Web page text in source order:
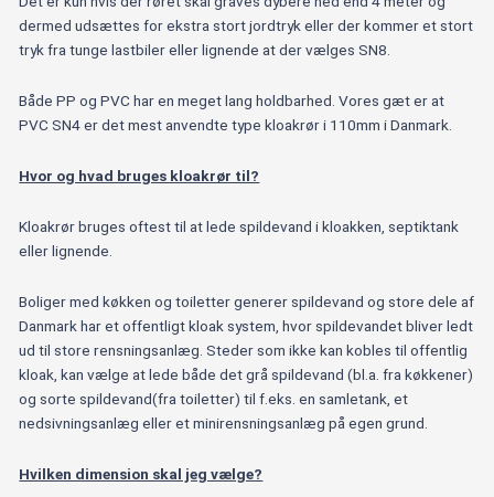
dermed udsættes for ekstra stort jordtryk eller der kommer et stort
tryk fra tunge lastbiler eller lignende at der vælges SN8.
Både PP og PVC har en meget lang holdbarhed. Vores gæt er at
PVC SN4 er det mest anvendte type kloakrør i 110mm i Danmark.
Hvor og hvad bruges kloakrør til?
Kloakrør bruges oftest til at lede spildevand i kloakken, septiktank
eller lignende.
Boliger med køkken og toiletter generer spildevand og store dele af
Danmark har et offentligt kloak system, hvor spildevandet bliver ledt
ud til store rensningsanlæg. Steder som ikke kan kobles til offentlig
kloak, kan vælge at lede både det grå spildevand (bl.a. fra køkkener)
og sorte spildevand(fra toiletter) til f.eks. en samletank, et
nedsivningsanlæg eller et minirensningsanlæg på egen grund.
Hvilken dimension skal jeg vælge?